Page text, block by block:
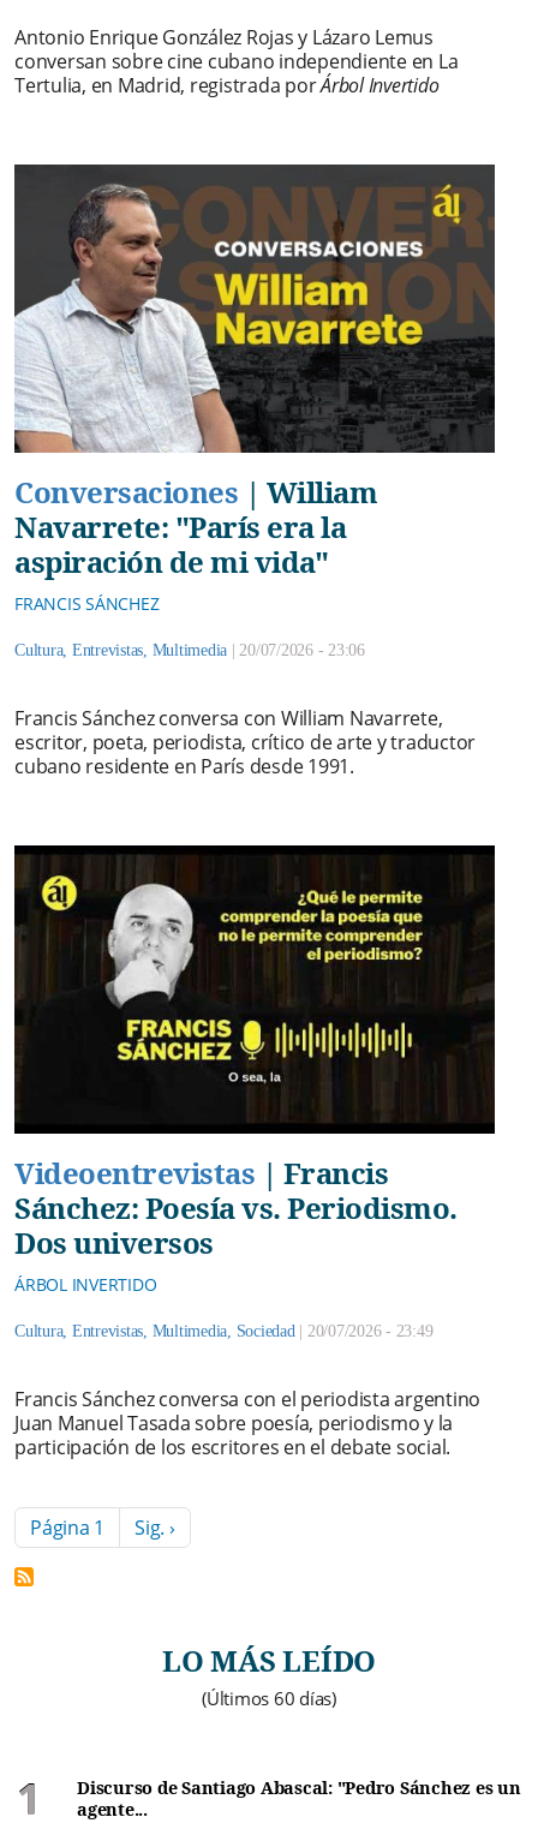
Antonio Enrique González Rojas y Lázaro Lemus
conversan sobre cine cubano independiente en La
Tertulia, en Madrid, registrada porÁrbol Invertido
Conversaciones | William
Navarrete: "París era la
aspiración de mi vida"
FRANCIS SÁNCHEZ
Cultura, Entrevistas Multimedia | 20/07/2026 - 23:06
Francis Sánchez conversa con William Navarrete,
escritor, poeta, periodista, crítico de arte y traductor
cubano residente en París desde 1991.
Videoentrevistas | Francis
Sánchez: Poesía vs. Periodismo.
Dos universos
ÁRBOL INVERTIDO
Cultura, Entrevistas Multimedia Sociedad | 20/07/2026 - 23:49
Francis Sánchez conversa con el periodista argentino
Juan Manuel Tasada sobre poesía, periodismo y la
participación de los escritores en el debate social.
Paginación
Página 1 Siguiente página
Sig. ›
LO MÁS LEÍDO
(Últimos 60 días)
Discurso de Santiago Abascal: "Pedro Sánchez es un
agente...